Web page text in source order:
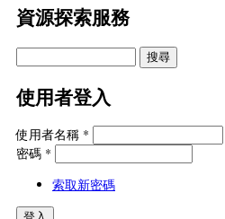
資源探索服務
使用者登入
使用者名稱 *
密碼 *
索取新密碼